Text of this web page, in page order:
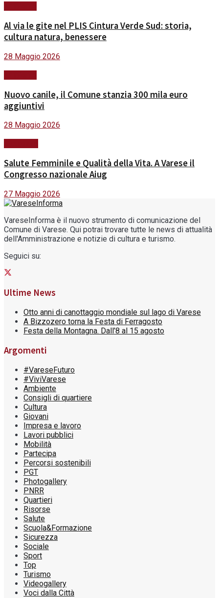
Al via le gite nel PLIS Cintura Verde Sud: storia,
cultura natura, benessere
28 Maggio 2026
Nuovo canile, il Comune stanzia 300 mila euro
aggiuntivi
28 Maggio 2026
Salute Femminile e Qualità della Vita. A Varese il
Congresso nazionale Aiug
27 Maggio 2026
VareseInforma è il nuovo strumento di comunicazione del
Comune di Varese. Qui potrai trovare tutte le news di attualità
dell'Amministrazione e notizie di cultura e turismo.
Seguici su:
Ultime News
Otto anni di canottaggio mondiale sul lago di Varese
A Bizzozero torna la Festa di Ferragosto
Festa della Montagna. Dall’8 al 15 agosto
Argomenti
#VareseFuturo
#ViviVarese
Ambiente
Consigli di quartiere
Cultura
Giovani
Impresa e lavoro
Lavori pubblici
Mobilità
Partecipa
Percorsi sostenibili
PGT
Photogallery
PNRR
Quartieri
Risorse
Salute
Scuola&Formazione
Sicurezza
Sociale
Sport
Top
Turismo
Videogallery
Voci dalla Città